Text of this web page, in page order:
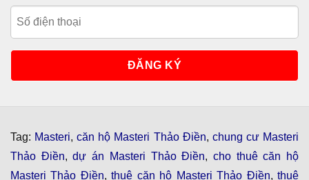
Tag: Masteri,căn hộ Masteri Thảo Điền, chung cư Masteri
Thảo Điền,dự án Masteri Thảo Điền, cho thuê căn hộ
Masteri Thảo Điền,thuê căn hộ Masteri Thảo Điền,thuê